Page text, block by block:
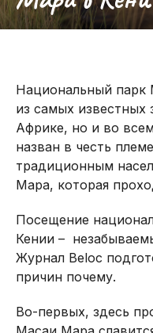
ОКЕАН С
АКУЛАМИ
Национальный парк
из самых известных
Африке, но и во
назван в честь
традиционным
Мара, которая
Посещение
Кении –
Журнал Beloc
причин почему.
Во-первых, здесь